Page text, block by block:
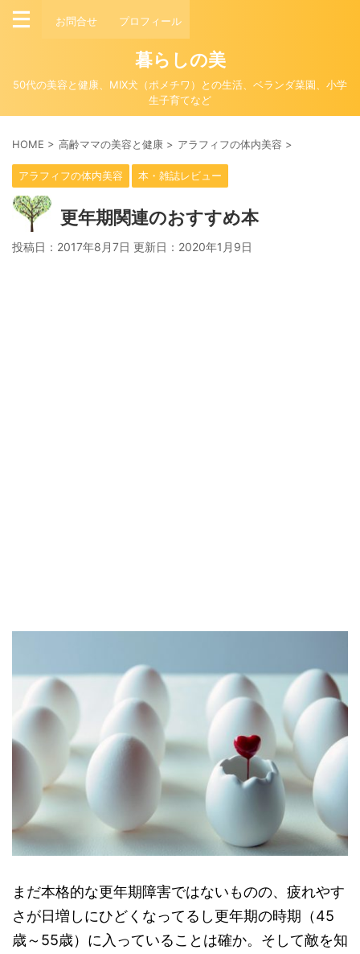
お問合せ プロフィール
暮らしの美
50代の美容と健康、MIX犬（ポメチワ）との生活、ベランダ菜園、小学
生子育てなど
HOME > 高齢ママの美容と健康 > アラフィフの体内美容 >
アラフィフの体内美容 本・雑誌レビュー
更年期関連のおすすめ本
投稿日：2017年8月7日 更新日： 2020年1月9日
まだ本格的な更年期障害ではないものの、疲れやす
さが日増しにひどくなってるし更年期の時期（45
歳～55歳）に入っていることは確か。そして敵を知